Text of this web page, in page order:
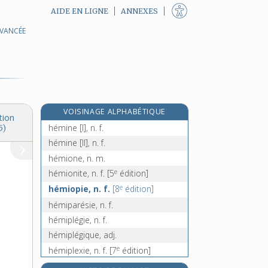
AIDE EN LIGNE ANNEXES
VOISINAGE ALPHABÉTIQUE
hémiédrie, n. f.
hémine [I], n. f.
hémine [II], n. f.
hémione, n. m.
hémionite, n. f. [5e édition]
hémiopie, n. f. [8e édition]
hémiparésie, n. f.
hémiplégie, n. f.
hémiplégique, adj.
hémiplexie, n. f. [7e édition]